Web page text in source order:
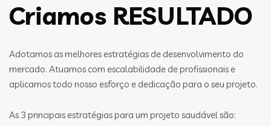
Criamos RESULTADO
Adotamos as melhores estratégias de desenvolvimento do
mercado. Atuamos com escalabilidade de profissionais e
aplicamos todo nosso esforço e dedicação para o seu projeto.
As 3 principais estratégias para um projeto saudável são: